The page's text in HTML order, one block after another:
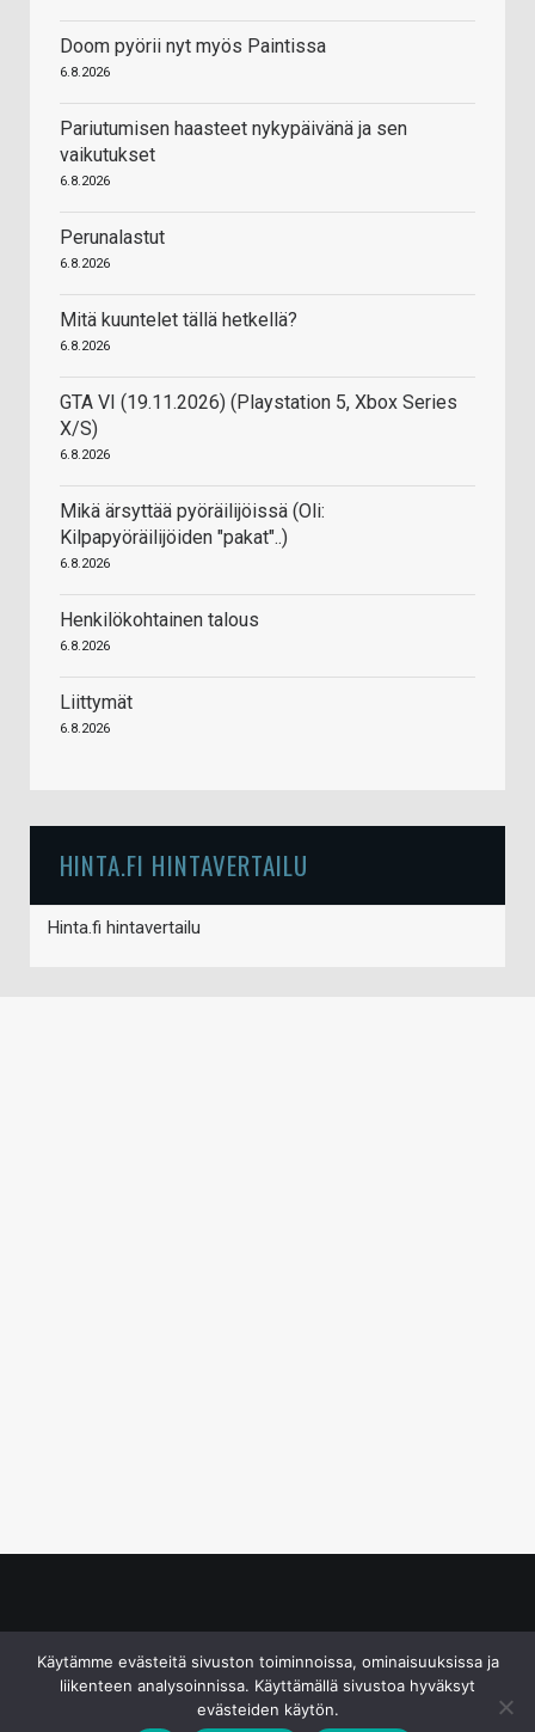
Doom pyörii nyt myös Paintissa
6.8.2026
Pariutumisen haasteet nykypäivänä ja sen
vaikutukset
6.8.2026
Perunalastut
6.8.2026
Mitä kuuntelet tällä hetkellä?
6.8.2026
GTA VI (19.11.2026) (Playstation 5, Xbox Series
X/S)
6.8.2026
Mikä ärsyttää pyöräilijöissä (Oli:
Kilpapyöräilijöiden "pakat"..)
6.8.2026
Henkilökohtainen talous
6.8.2026
Liittymät
6.8.2026
HINTA.FI HINTAVERTAILU
Hinta.fi hintavertailu
Käytämme evästeitä sivuston toiminnoissa, ominaisuuksissa ja
liikenteen analysoinnissa. Käyttämällä sivustoa hyväksyt
evästeiden käytön.